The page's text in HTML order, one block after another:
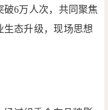
6万人次，共同聚焦
态升级，现场思想